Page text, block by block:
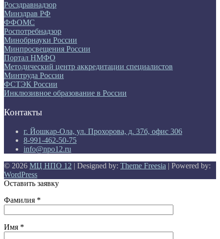
Росздравнадзор
Минздрав РФ
ФФОМС
Роспотребнадзор
Минобрнауки России
Минпросвещения России
Портал НМФО
Методический центр аккредитации специалистов
Минтруда России
ФСТЭК России
Инклюзивное образование в России
Контакты
г. Йошкар-Ола, ул. Прохорова, д. 37б, офис 306
8-991-462-50-75
info@npo12.ru
© 2026 МЦ НПО 12 | Designed by: Theme Freesia | Powered by:
WordPress
Оставить заявку
Фамилия *
Имя *